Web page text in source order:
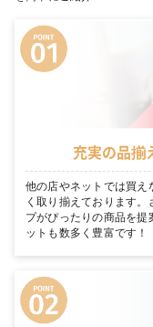
充実の品揃
他の店やネットでは買え
く取り揃えております
プがぴったりの商品を提
ットも数多く豊富です！